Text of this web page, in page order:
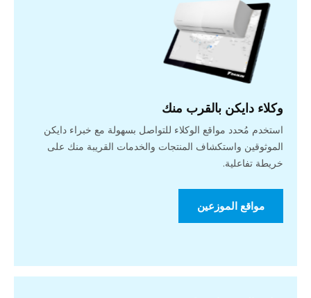
وكلاء دايكن بالقرب منك
استخدم مُحدد مواقع الوكلاء للتواصل بسهولة مع خبراء دايكن
الموثوقين واستكشاف المنتجات والخدمات القريبة منك على
خريطة تفاعلية.
مواقع الموزعين